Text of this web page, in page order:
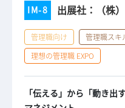
IM-8 出展社：（株
管理職向け
管理職スキ
理想の管理職 EXPO
「伝える」から「動き出